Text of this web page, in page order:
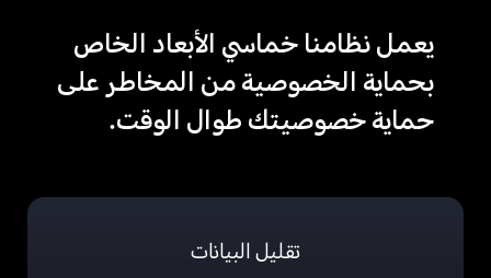
يعمل نظامنا خماسي الأبعاد الخاص
بحماية الخصوصية من المخاطر على
حماية خصوصيتك طوال الوقت.
تقليل البيانات